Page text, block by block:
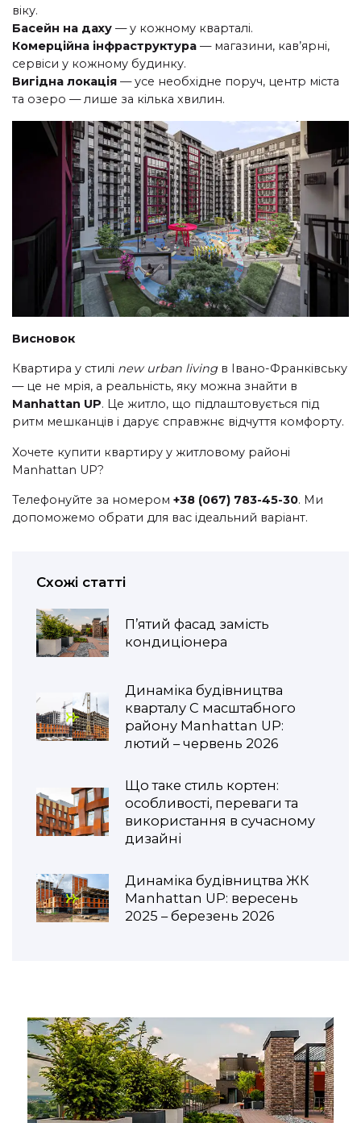
віку.
Басейн на даху — у кожному кварталі.
Комерційна інфраструктура — магазини, кав’ярні,
сервіси у кожному будинку.
Вигідна локація — усе необхідне поруч, центр міста
та озеро — лише за кілька хвилин.
Висновок
Квартира у стилі new urban livingв Івано-Франківську
— це не мрія, а реальність, яку можна знайти в
Manhattan UP. Це житло, що підлаштовується під
ритм мешканців і дарує справжнє відчуття комфорту.
Хочете купити квартиру у житловому районі
Manhattan UP?
Телефонуйте за номером +38 (067) 783-45-30. Ми
допоможемо обрати для вас ідеальний варіант.
Схожі статті
П’ятий фасад замість
кондиціонера
Динаміка будівництва
кварталу С масштабного
району Manhattan UP:
лютий – червень 2026
Що таке стиль кортен:
особливості, переваги та
використання в сучасному
дизайні
Динаміка будівництва ЖК
Manhattan UP: вересень
2025 – березень 2026